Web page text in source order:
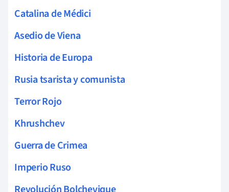
Catalina de Médici
Asedio de Viena
Historia de Europa
Rusia tsarista y comunista
Terror Rojo
Khrushchev
Guerra de Crimea
Imperio Ruso